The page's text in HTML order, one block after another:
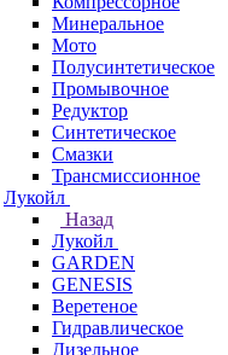
Минеральное
Мото
Полусинтетическое
Промывочное
Редуктор
Синтетическое
Смазки
Трансмиссионное
Лукойл
Назад
Лукойл
GARDEN
GENESIS
Веретеное
Гидравлическое
Дизельное